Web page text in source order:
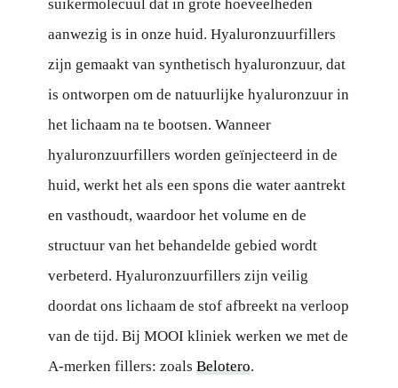
suikermolecuul dat in grote hoeveelheden
aanwezig is in onze huid. Hyaluronzuurfillers
zijn gemaakt van synthetisch hyaluronzuur, dat
is ontworpen om de natuurlijke hyaluronzuur in
het lichaam na te bootsen. Wanneer
hyaluronzuurfillers worden geïnjecteerd in de
huid, werkt het als een spons die water aantrekt
en vasthoudt, waardoor het volume en de
structuur van het behandelde gebied wordt
verbeterd. Hyaluronzuurfillers zijn veilig
doordat ons lichaam de stof afbreekt na verloop
van de tijd. Bij MOOI kliniek werken we met de
A-merken fillers: zoals Belotero.